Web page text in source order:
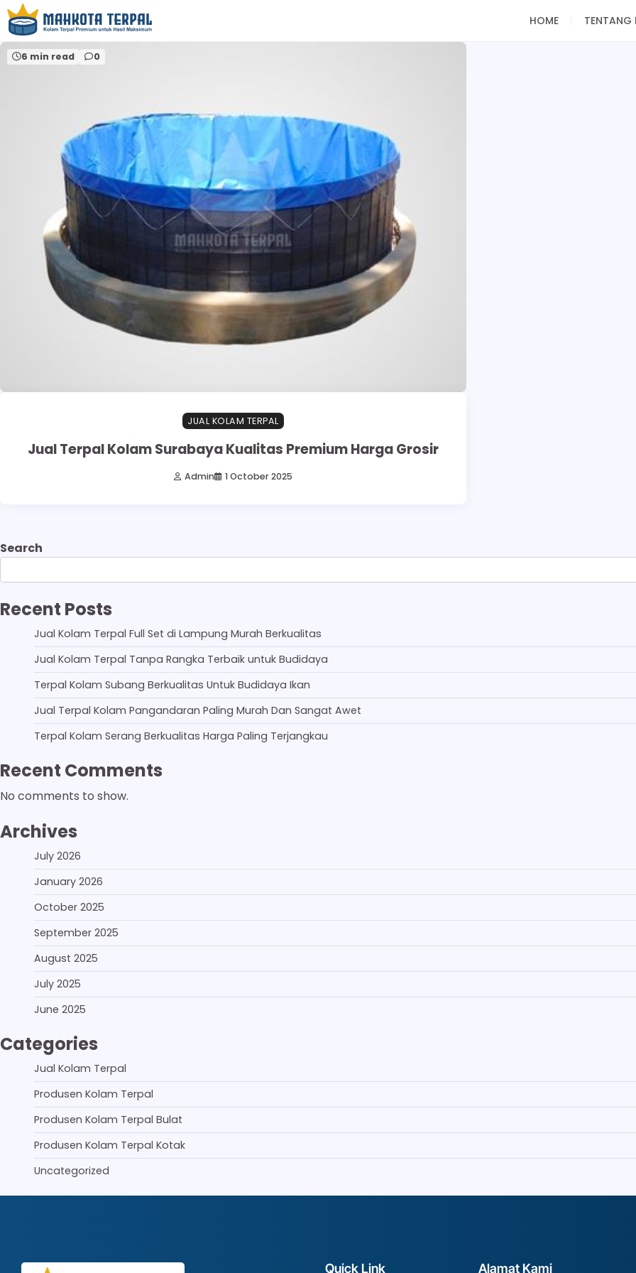
HOME TENTANG
Home distributor terpal surabaya
6 min read 0
JUAL KOLAM TERPAL
Jual Terpal Kolam Surabaya Kualitas Premium Harga Grosir
Admin 1 October 2025
Search
Recent Posts
Jual Kolam Terpal Full Set di Lampung Murah Berkualitas
Jual Kolam Terpal Tanpa Rangka Terbaik untuk Budidaya
Terpal Kolam Subang Berkualitas Untuk Budidaya Ikan
Jual Terpal Kolam Pangandaran Paling Murah Dan Sangat Awet
Terpal Kolam Serang Berkualitas Harga Paling Terjangkau
Recent Comments
No comments to show.
Archives
July 2026
January 2026
October 2025
September 2025
August 2025
July 2025
June 2025
Categories
Jual Kolam Terpal
Produsen Kolam Terpal
Produsen Kolam Terpal Bulat
Produsen Kolam Terpal Kotak
Uncategorized
Quick Link Alamat Kami